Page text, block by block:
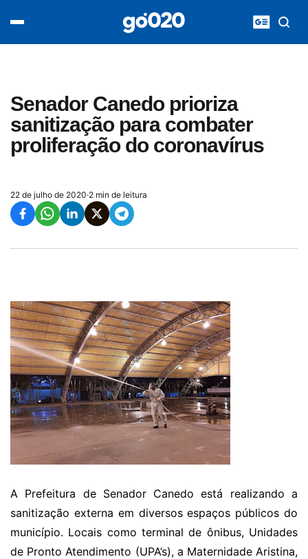
Senador Canedo prioriza
sanitização para combater
proliferação do coronavírus
22 de julho de 2020·2 min de leitura
A Prefeitura de Senador Canedo está realizando a
sanitização externa em diversos espaços públicos do
município. Locais como terminal de ônibus, Unidades
de Pronto Atendimento (UPA’s), a Maternidade Aristina,
acontece agora
entretenimento
vídeos
pod020